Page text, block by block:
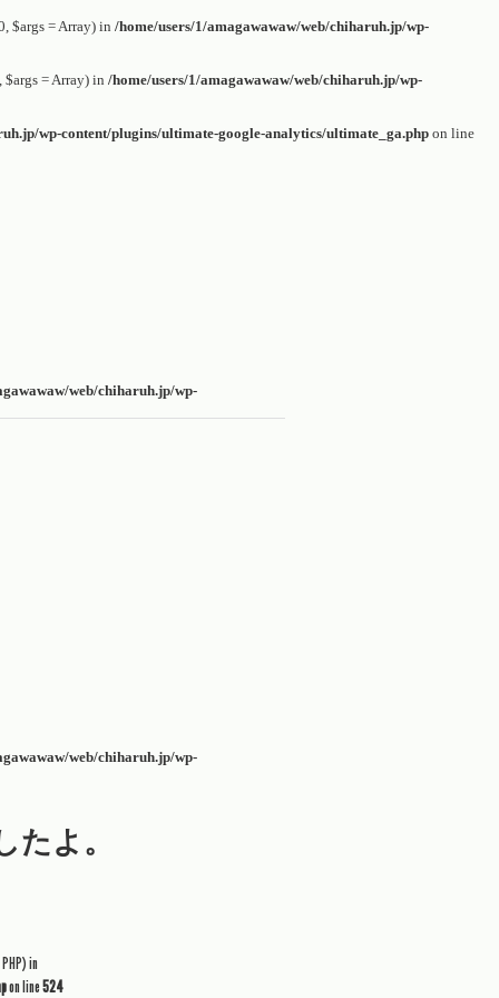
$args = Array) in /home/users/1/amagawawaw/web/chiharuh.jp/wp-
= Array) in /home/users/1/amagawawaw/web/chiharuh.jp/wp-
wp-content/plugins/ultimate-google-analytics/ultimate_ga.php on line
web/chiharuh.jp/wp-
web/chiharuh.jp/wp-
たよ。
in
on line524